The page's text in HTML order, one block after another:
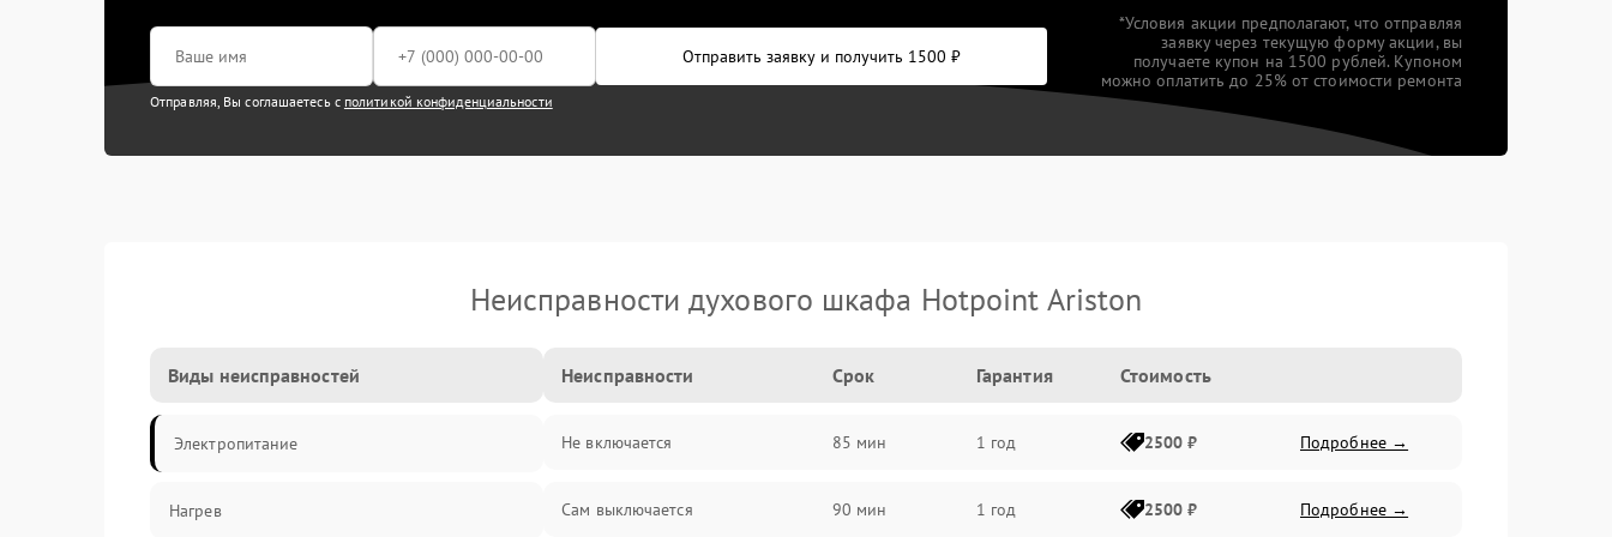
Отправить заявку и получить 1500 ₽
Отправляя, Вы соглашаетесь с политикой конфиденциальности
*Условия акции предполагают, что отправляя
заявку через текущую форму акции, вы
получаете купон на 1500 рублей. Купоном
можно оплатить до 25% от стоимости ремонта
Неисправности духового шкафа Hotpoint Ariston
Виды неисправностей
Электропитание
Нагрев
Неисправности Срок Гарантия Стоимость
Не включается 85 мин 1 год 2500 ₽ Подробнее →
Сам выключается 90 мин 1 год 2500 ₽ Подробнее →